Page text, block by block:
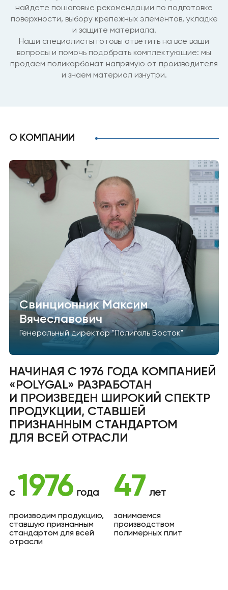
найдете пошаговые рекомендации по подготовке
поверхности, выбору крепежных элементов, укладке
и защите материала.
Наши специалисты готовы ответить на все ваши
вопросы и помочь подобрать комплектующие: мы
продаем поликарбонат напрямую от производителя
и знаем материал изнутри.
О КОМПАНИИ
Свинционник Максим
Вячеславович
Генеральный директор "Полигаль Восток"
НАЧИНАЯ С 1976 ГОДА КОМПАНИЕЙ
«POLYGAL» РАЗРАБОТАН
И ПРОИЗВЕДЕН ШИРОКИЙ СПЕКТР
ПРОДУКЦИИ, СТАВШЕЙ
ПРИЗНАННЫМ СТАНДАРТОМ
ДЛЯ ВСЕЙ ОТРАСЛИ
c 1976 года
производим продукцию,
ставшую признанным
стандартом для всей
отрасли
47 лет
занимаемся
производством
полимерных плит